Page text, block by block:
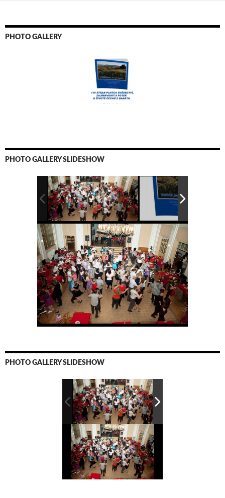
PHOTO GALLERY
PHOTO GALLERY SLIDESHOW
PHOTO GALLERY SLIDESHOW